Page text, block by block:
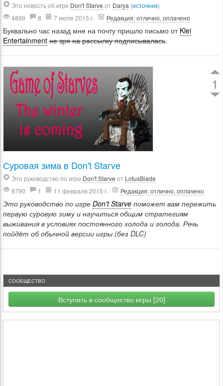
Это новость об игре Don't Starve от Darya (источник)
4899
8 7 июля 2015 г. Редакция: отлично, оплачено
Буквально час назад мне на почту пришло письмо от Klei
Entertainment не зря на рассылку подписывалась.
1
Суровая зима в Don't Starve
Это руководство по игре Don't Starve от LotusBlade
8790
1 11 февраля 2015 г. Редакция: отлично, оплачено
Это руководство по игре Don't Starve поможет вам пережить
первую суровую зиму и научиться общим стратегиям
выживания в условиях постоянного холода и голода. Речь
пойдёт об обычной версии игры (без DLC)
СООБЩЕСТВО
Вступить в сообщество игры [20]